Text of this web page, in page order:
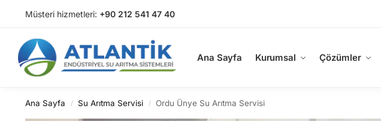
Müsteri hizmetleri: +90 212 541 47 40
Ana Sayfa Kurumsal Çözümler
Arama
Ana Sayfa / Su Arıtma Servisi / Ordu Ünye Su Arıtma Servisi